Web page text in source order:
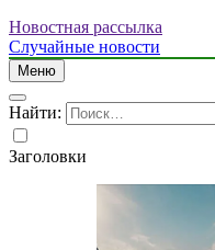
Новостная рассылка
Случайные новости
Меню
Найти:
Заголовки